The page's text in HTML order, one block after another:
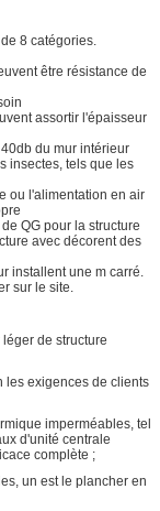
8 catégories.
être résistance de
assortir l'épaisseur
du mur intérieur
insectes, tels que les
ou l'alimentation en air
QG pour la structure
avec décorent des
installent une m carré.
sur le site.
de structure
les exigences de clients
imperméables, tel
d'unité centrale
complète ;
un est le plancher en